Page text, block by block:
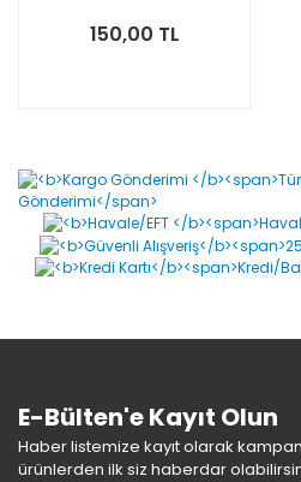
150,00 TL
E-Bülten'e Kayıt Olun
Haber listemize kayıt olarak
ürünlerden ilk siz haberdar